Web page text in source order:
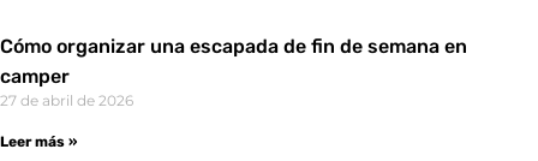
Cómo organizar una escapada de fin de semana en
camper
27 de abril de 2026
Leer más »